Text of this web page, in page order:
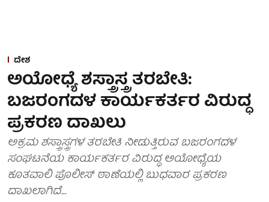
ದೇಶ
ಅಯೋಧ್ಯೆ ಶಸ್ತ್ರಾಸ್ತ್ರ ತರಬೇತಿ:
ಬಜರಂಗದಳ ಕಾರ್ಯಕರ್ತರ ವಿರುದ್ಧ
ಪ್ರಕರಣ ದಾಖಲು
ಅಕ್ರಮ ಶಸ್ತ್ರಾಸ್ತ್ರಗಳ ತರಬೇತಿ ನೀಡುತ್ತಿರುವ ಬಜರಂಗದಳ
ಸಂಘಟನೆಯ ಕಾರ್ಯಕರ್ತರ ವಿರುದ್ಧ ಅಯೋಧ್ಯೆಯ
ಕೂತವಾಲಿ ಪೊಲೀಸ್ ಠಾಣೆಯಲ್ಲಿ ಬುಧವಾರ ಪ್ರಕರಣ
ದಾಖಲಾಗಿದೆ...